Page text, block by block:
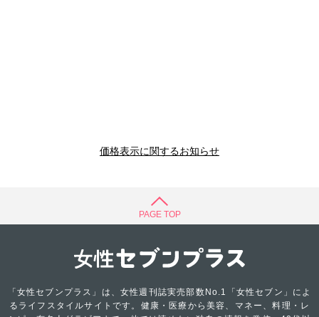
価格表示に関するお知らせ
PAGE TOP
「女性セブンプラス」は、女性週刊誌実売部数No.1「女性セブン」によ
るライフスタイルサイトです。健康・医療から美容、マネー、料理・レ